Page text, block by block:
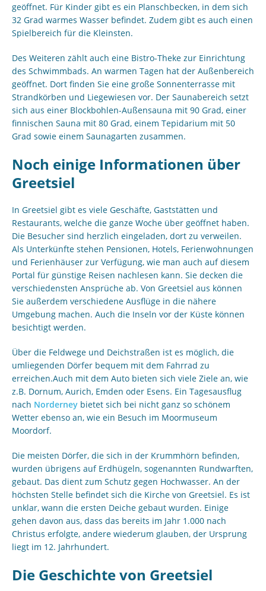
geöffnet. Für Kinder gibt es ein Planschbecken, in dem sich
32 Grad warmes Wasser befindet. Zudem gibt es auch einen
Spielbereich für die Kleinsten.
Des Weiteren zählt auch eine Bistro-Theke zur Einrichtung
des Schwimmbads. An warmen Tagen hat der Außenbereich
geöffnet. Dort finden Sie eine große Sonnenterrasse mit
Strandkörben und Liegewiesen vor. Der Saunabereich setzt
sich aus einer Blockbohlen-Außensauna mit 90 Grad, einer
finnischen Sauna mit 80 Grad, einem Tepidarium mit 50
Grad sowie einem Saunagarten zusammen.
Noch einige Informationen über
Greetsiel
In Greetsiel gibt es viele Geschäfte, Gaststätten und
Restaurants, welche die ganze Woche über geöffnet haben.
Die Besucher sind herzlich eingeladen, dort zu verweilen.
Als Unterkünfte stehen Pensionen, Hotels, Ferienwohnungen
und Ferienhäuser zur Verfügung, wie man auch auf diesem
Portal für günstige Reisen nachlesen kann. Sie decken die
verschiedensten Ansprüche ab. Von Greetsiel aus können
Sie außerdem verschiedene Ausflüge in die nähere
Umgebung machen. Auch die Inseln vor der Küste können
besichtigt werden.
Über die Feldwege und Deichstraßen ist es möglich, die
umliegenden Dörfer bequem mit dem Fahrrad zu
erreichen.Auch mit dem Auto bieten sich viele Ziele an, wie
z.B. Dornum, Aurich, Emden oder Esens. Ein Tagesausflug
nach Norderney bietet sich bei nicht ganz so schönem
Wetter ebenso an, wie ein Besuch im Moormuseum
Moordorf.
Die meisten Dörfer, die sich in der Krummhörn befinden,
wurden übrigens auf Erdhügeln, sogenannten Rundwarften,
gebaut. Das dient zum Schutz gegen Hochwasser. An der
höchsten Stelle befindet sich die Kirche von Greetsiel. Es ist
unklar, wann die ersten Deiche gebaut wurden. Einige
gehen davon aus, dass das bereits im Jahr 1.000 nach
Christus erfolgte, andere wiederum glauben, der Ursprung
liegt im 12. Jahrhundert.
Die Geschichte von Greetsiel